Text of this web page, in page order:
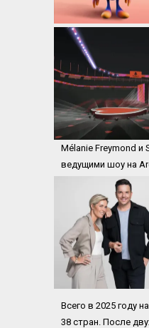
Mélanie Freymond и
ведущими шоу на
Всего в 2025 году
38 стран. После